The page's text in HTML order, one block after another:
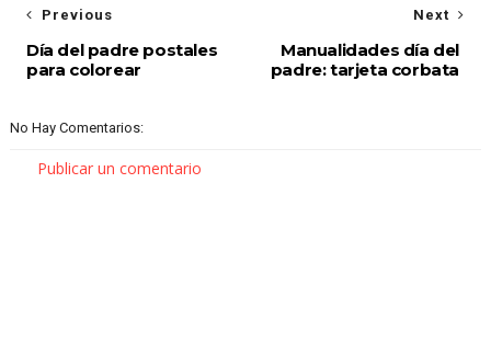
Next
Manualidades día del
padre: tarjeta corbata
Previous
Día del padre postales
para colorear
No Hay Comentarios:
Publicar un comentario